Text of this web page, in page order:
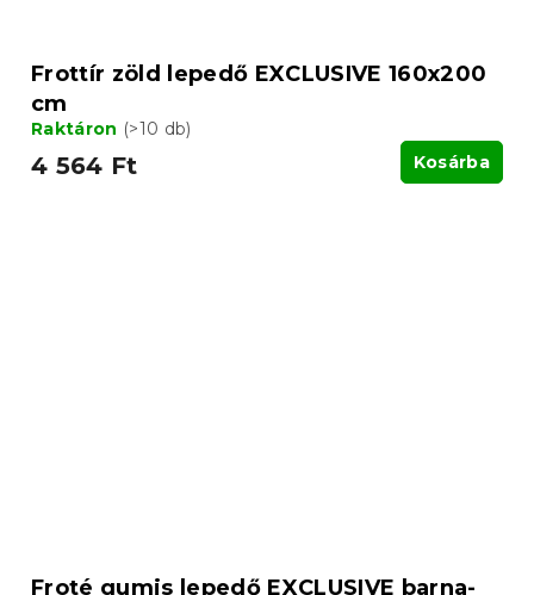
Frottír zöld lepedő EXCLUSIVE 160x200
cm
Raktáron (>10 db)
4 564 Ft Kosárba
Froté gumis lepedő EXCLUSIVE barna-